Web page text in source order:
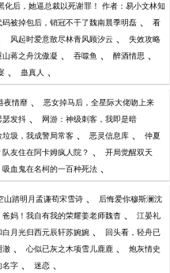
化后，她逼总裁以死谢罪！ 作者：易小文林知
码被掉包后，销冠不干了魏南晨季明磊 、 看
风起时爱意散尽林青风顾汐云 、 失效攻略
山蒋之舟沈傲凝 、 吞噬鱼 、 醉酒情思 、
、 蛊真人 、
夜情靡 、 恶女掉马后，全星际大佬吻上来
瑟发抖 、 网游：神级刺客，我即是暗
垃圾，我成警局常客 、 恶灵信息库 、 仲夏
队友住在阿卡姆疯人院？ 、 开局觉醒双天
吸血鬼在名柯的一百种死法 、
山踏明月孟谦荀宋雪诗 、 后悔爱你穆斯澜沈
爸妈！我自有我的荣耀姜老师魏杳 、 江晏礼
月光归西元辰轩苏婉婉 、 回头看，轻舟已
澈 、 心似已灰之木项雪儿鹿鹿 、 炮灰情史
名字 、 迷恋 、